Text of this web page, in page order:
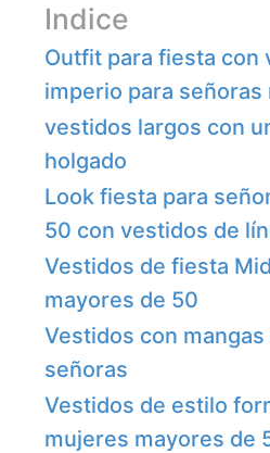
Indice
Outfit para fiesta con
imperio para
vestidos largos con
holgado
Look fiesta para
50 con vestidos de
Vestidos de fiesta
mayores de 50
Vestidos con
señoras
Vestidos de estilo
mujeres mayores de